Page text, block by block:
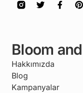
Bloom
Hakkımızda
Blog
Kampanyalar